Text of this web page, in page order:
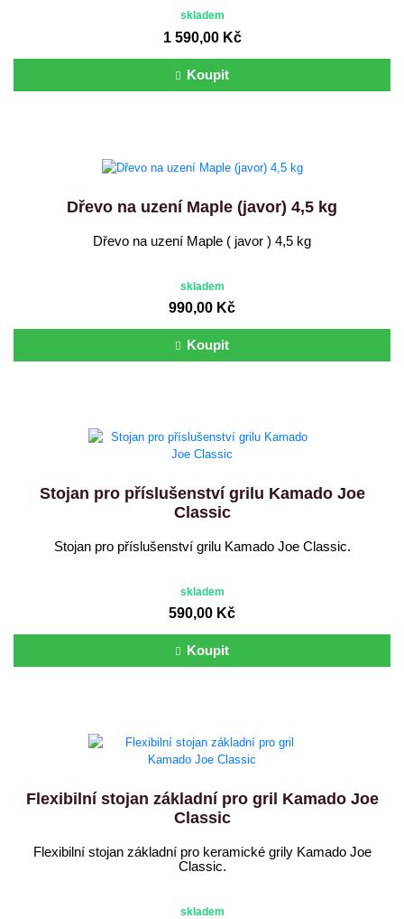
skladem
1 590,00 Kč
Koupit
Dřevo na uzení Maple (javor) 4,5 kg
Dřevo na uzení Maple ( javor ) 4,5 kg
skladem
990,00 Kč
Koupit
Stojan pro příslušenství grilu Kamado Joe
Classic
Stojan pro příslušenství grilu Kamado Joe Classic.
skladem
590,00 Kč
Koupit
Flexibilní stojan základní pro gril Kamado Joe
Classic
Flexibilní stojan základní pro keramické grily Kamado Joe
Classic.
skladem